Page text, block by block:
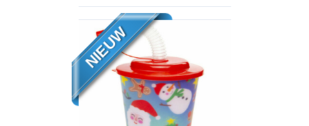
NIEUW